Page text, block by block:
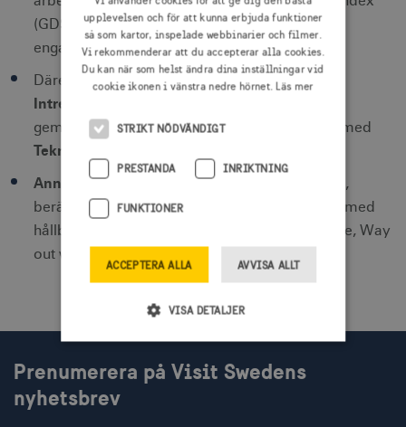
(GDS) för uppföljning samt hur de skapar
engagemang hos företagen.
Därefter presenterar
Kungliga Djurgårdens
Intressenters VD Camilla Zedendahl
gemensamma hållbarhetsarbete tillsammans med
Tekniska Museets direktör Peter Skogh.
Anna Lidström
hållbarhetschef
,
berättar om hur de genom samverkan arbetar med
hållbarhet på en våra största festivaler i Sverige, Way
out west.
Prenumerera på Visit Swedens
nyhetsbrev
upplevelsen och för att kunna erbjuda funktioner
så som kartor, inspelade webbinarier och filmer.
Vi rekommenderar att du accepterar alla cookies.
Du kan när som helst ändra dina inställningar vid
cookie ikonen i vänstra nedre hörnet. Läs mer
STRIKT NÖDVÄNDIGT
PRESTANDA INRIKTNING
FUNKTIONER
ACCEPTERA ALLA AVVISA ALLT
VISA DETALJER
Strikt nödvändigt
Prestanda